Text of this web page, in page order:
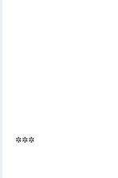
***